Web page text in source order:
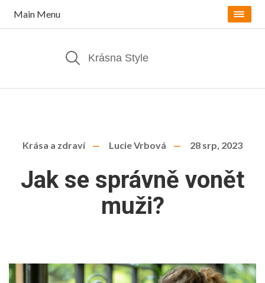
Main Menu
Krása a zdraví Lucie Vrbová 28 srp, 2023
Jak se správně vonět
muži?